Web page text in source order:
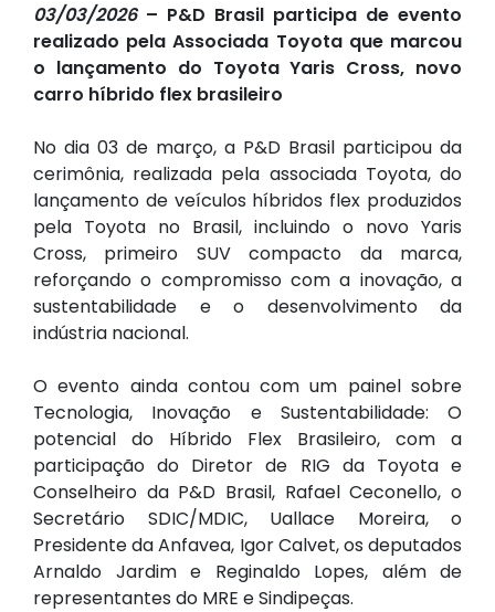
03/03/2026– P&D Brasil participa de evento
realizado pela Associada Toyota que marcou
o lançamento do Toyota Yaris Cross, novo
carro híbrido flex brasileiro
No dia 03 de março, a P&D Brasil participou da
cerimônia, realizada pela associada Toyota, do
lançamento de veículos híbridos flex produzidos
pela Toyota no Brasil, incluindo o novo Yaris
Cross, primeiro SUV compacto da marca,
reforçando o compromisso com a inovação, a
sustentabilidade e o desenvolvimento da
indústria nacional.
O evento ainda contou com um painel sobre
Tecnologia, Inovação e Sustentabilidade: O
potencial do Híbrido Flex Brasileiro, com a
participação do Diretor de RIG da Toyota e
Conselheiro da P&D Brasil, Rafael Ceconello, o
Secretário SDIC/MDIC, Uallace Moreira, o
Presidente da Anfavea, Igor Calvet, os deputados
Arnaldo Jardim e Reginaldo Lopes, além de
representantes do MRE e Sindipeças.